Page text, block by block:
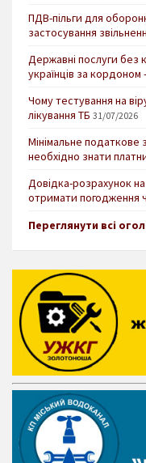
ПДВ-пільги для
застосування
Державні послуги без
українців за кордоном
Чому тестування на
лікування ТБ 31/07/2026
Мінімальне податкове
необхідно знати
Довідка-розрахунок
отримати погодження
Переглянути всі